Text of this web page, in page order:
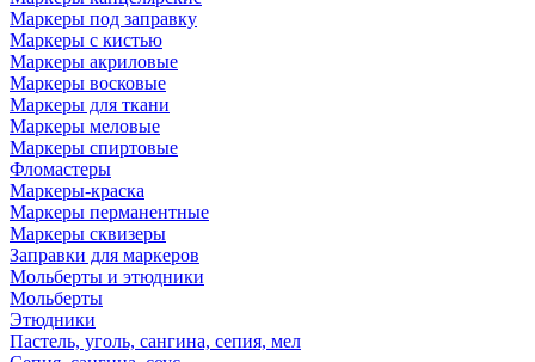
Маркеры под заправку
Маркеры с кистью
Маркеры акриловые
Маркеры восковые
Маркеры для ткани
Маркеры меловые
Маркеры спиртовые
Фломастеры
Маркеры-краска
Маркеры перманентные
Маркеры сквизеры
Заправки для маркеров
Мольберты и этюдники
Мольберты
Этюдники
Пастель, уголь, сангина, сепия, мел